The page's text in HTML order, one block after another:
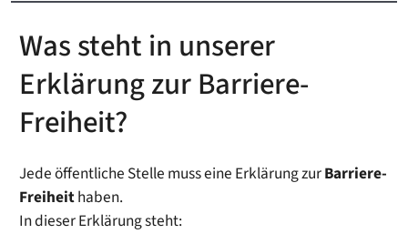
Was steht in unserer
Erklärung zur Barriere-
Freiheit?
Jede öffentliche Stelle muss eine Erklärung zurBarriere-
Freiheithaben.
In dieser Erklärung steht: